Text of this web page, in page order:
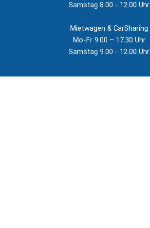
Samstag 8.00 - 12.00 Uhr
Mietwagen & CarSharing
Mo-Fr 9.00 – 17.30 Uhr
Samstag 9.00 - 12.00 Uhr